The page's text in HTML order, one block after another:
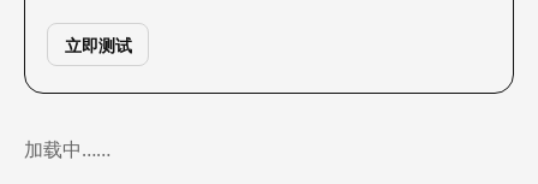
立即测试
加载中……